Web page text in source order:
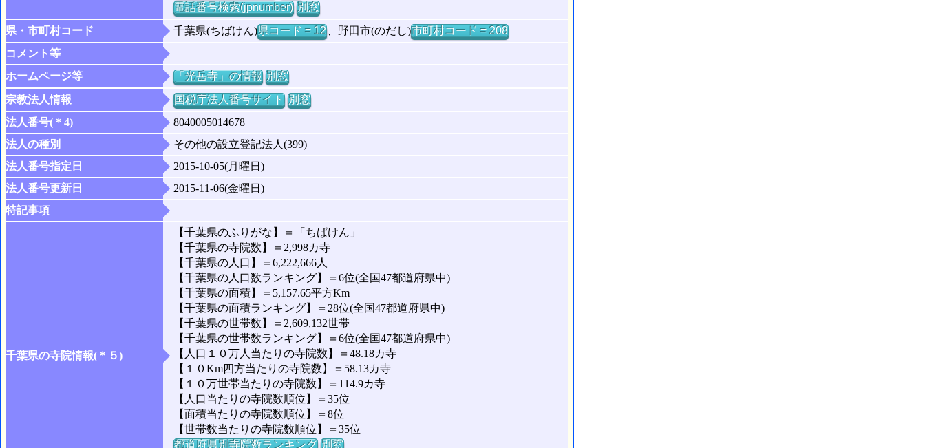
電話番号検索(jpnumber) 別窓
県・市町村コード
千葉県(ちばけん)県コード = 12、野田市(のだし)市町村コード = 208
コメント等
ホームページ等
「光岳寺」の情報 別窓
宗教法人情報
国税庁法人番号サイト 別窓
法人番号(＊4)
8040005014678
法人の種別
その他の設立登記法人(399)
法人番号指定日
2015-10-05(月曜日)
法人番号更新日
2015-11-06(金曜日)
特記事項
千葉県の寺院情報(＊５)
【千葉県のふりがな】＝「ちばけん」
【千葉県の寺院数】＝2,998カ寺
【千葉県の人口】＝6,222,666人
【千葉県の人口数ランキング】＝6位(全国47都道府県中)
【千葉県の面積】＝5,157.65平方Km
【千葉県の面積ランキング】＝28位(全国47都道府県中)
【千葉県の世帯数】＝2,609,132世帯
【千葉県の世帯数ランキング】＝6位(全国47都道府県中)
【人口１０万人当たりの寺院数】＝48.18カ寺
【１０Km四方当たりの寺院数】＝58.13カ寺
【１０万世帯当たりの寺院数】＝114.9カ寺
【人口当たりの寺院数順位】＝35位
【面積当たりの寺院数順位】＝8位
【世帯数当たりの寺院数順位】＝35位
都道府県別寺院数ランキング 別窓